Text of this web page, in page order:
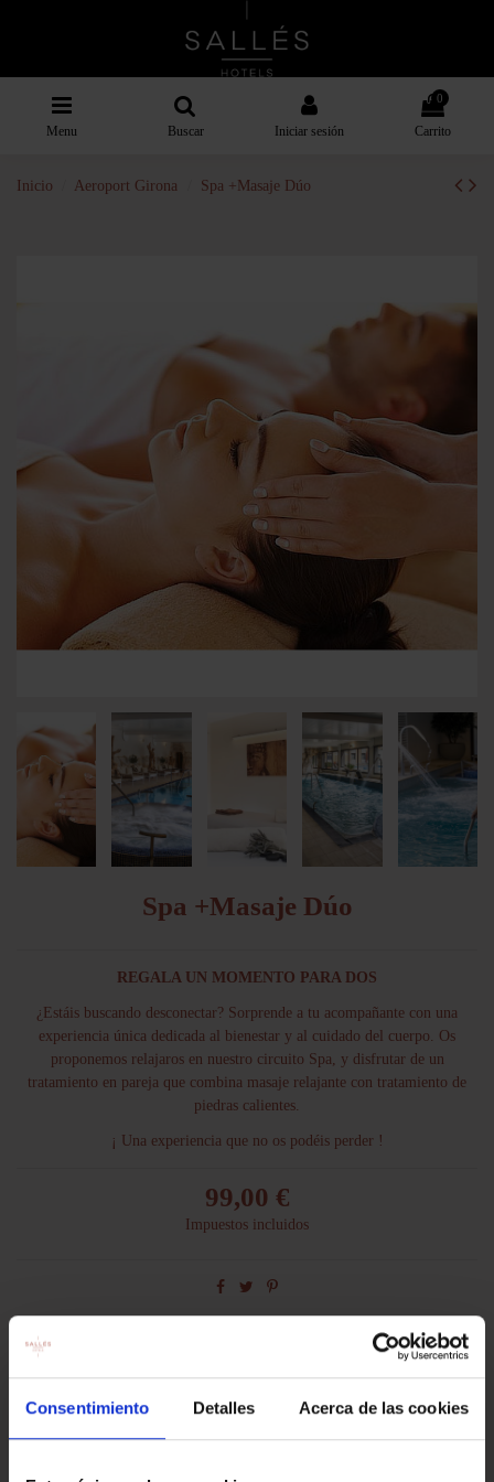
Consentimiento Detalles Acerca de las cookies
Menu Buscar Iniciar sesión
0
Carrito
Inicio Aeroport Girona Spa +Masaje Dúo
Spa +Masaje Dúo
REGALA UN MOMENTO PARA DOS
¿Estáis buscando desconectar? Sorprende a tu acompañante con una
experiencia única dedicada al bienestar y al cuidado del cuerpo. Os
proponemos relajaros en nuestro circuito Spa, y disfrutar de un
tratamiento en pareja que combina masaje relajante con tratamiento de
piedras calientes.
¡ Una experiencia que no os podéis perder !
99,00 €
Impuestos incluidos
Descripción